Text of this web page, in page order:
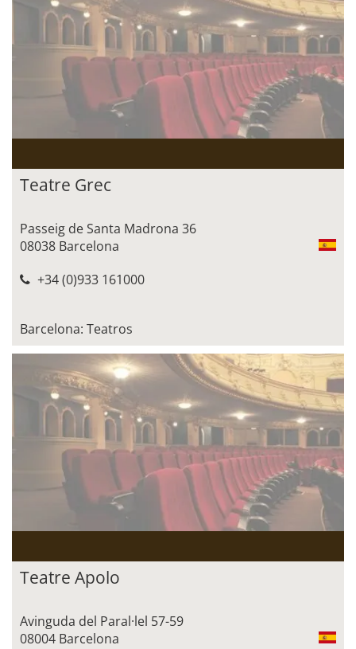
Teatre Grec
Passeig de Santa Madrona 36
08038 Barcelona
+34 (0)933 161000
Barcelona: Teatros
Teatre Apolo
Avinguda del Paral·lel 57-59
08004 Barcelona